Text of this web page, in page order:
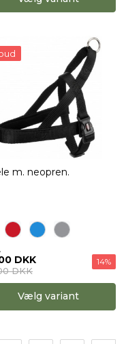
m. neopren.
DKK
DKK
14%
Vælg variant